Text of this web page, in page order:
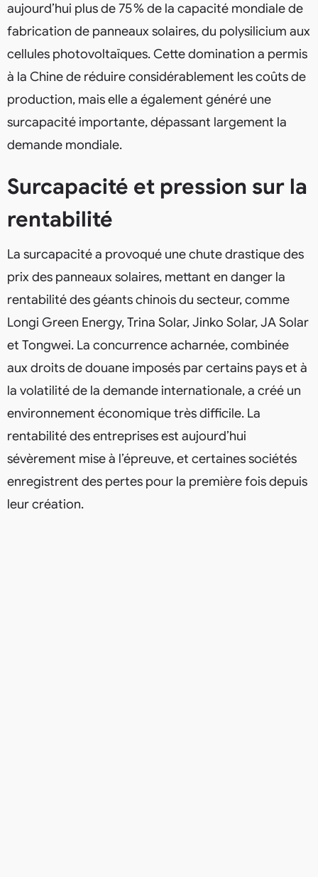
aujourd’hui plus de 75 % de la capacité mondiale de
fabrication de panneaux solaires, du polysilicium aux
cellules photovoltaïques. Cette domination a permis
à la Chine de réduire considérablement les coûts de
production, mais elle a également généré une
surcapacité importante, dépassant largement la
demande mondiale.
Surcapacité et pression sur la
rentabilité
La surcapacité a provoqué une chute drastique des
prix des panneaux solaires, mettant en danger la
rentabilité des géants chinois du secteur, comme
Longi Green Energy, Trina Solar, Jinko Solar, JA Solar
et Tongwei. La concurrence acharnée, combinée
aux droits de douane imposés par certains pays et à
la volatilité de la demande internationale, a créé un
environnement économique très difficile. La
rentabilité des entreprises est aujourd’hui
sévèrement mise à l’épreuve, et certaines sociétés
enregistrent des pertes pour la première fois depuis
leur création.